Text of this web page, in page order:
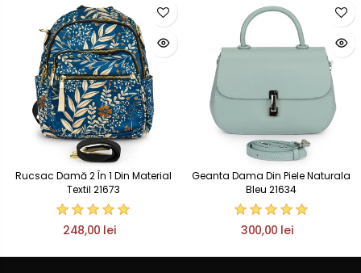
Rucsac Damă 2 În 1 Din Material
Textil 21673
248,00 lei
Geanta Dama Din Piele Naturala
Bleu 21634
300,00 lei